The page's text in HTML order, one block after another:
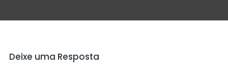
Deixe uma Resposta